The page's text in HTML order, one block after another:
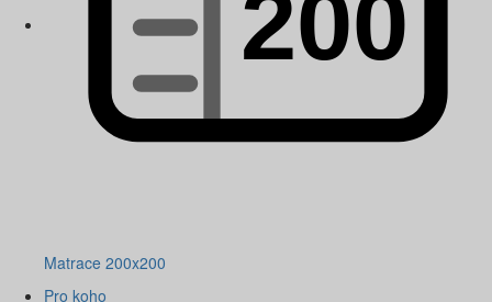
Matrace 200x200
Pro koho